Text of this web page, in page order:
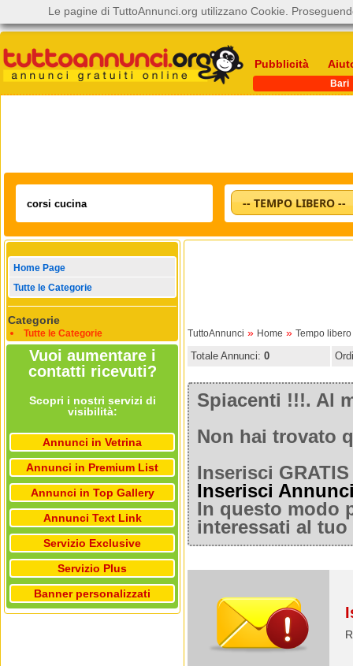
Pubblicità
Bari
-- TEMPO LIBERO --
Home Page
Tutte le Categorie
Categorie
Tutte le Categorie
Vuoi aumentare i
contatti ricevuti?
Scopri i nostri servizi di
visibilità:
Annunci in Vetrina
Annunci in Premium List
Annunci in Top Gallery
Annunci Text Link
Servizio Exclusive
Servizio Plus
Banner personalizzati
TuttoAnnunci » Home » Tempo libero
Totale Annunci: 0
Spiacenti !!!. Al
Non hai trovato
Inserisci
Inserisci
In questo modo
interessati al
Le pagine di TuttoAnnunci.org utilizzano Cookie.